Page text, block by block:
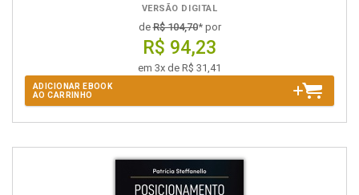
VERSÃO DIGITAL
deR$ 104,70* por
R$ 94,23
em 3x de R$ 31,41
ADICIONAR EBOOK
AO CARRINHO